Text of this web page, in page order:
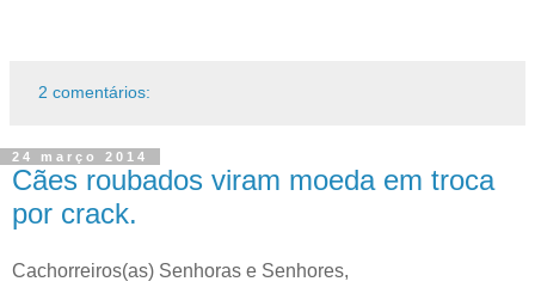
2 comentários:
24 março 2014
Cães roubados viram moeda em troca
por crack.
Cachorreiros(as) Senhoras e Senhores,